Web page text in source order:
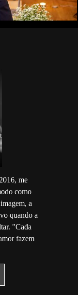
me
como
a
quando a
"Cada
fazem